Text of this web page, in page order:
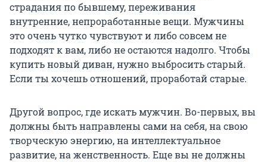
страдания по бывшему, переживания
внутренние, непроработанные вещи. Мужчины
это очень чутко чувствуют и либо совсем не
подходят к вам, либо не остаются надолго. Чтобы
купить новый диван, нужно выбросить старый.
Если ты хочешь отношений, проработай старые.
Другой вопрос, где искать мужчин. Во-первых, вы
должны быть направлены сами на себя, на свою
творческую энергию, на интеллектуальное
развитие, на женственность. Еще вы не должны